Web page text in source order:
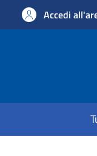
Accedi